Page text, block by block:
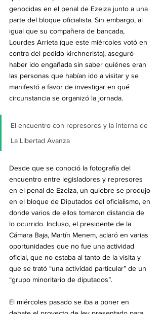
genocidas en el penal de Ezeiza junto a una
parte del bloque oficialista. Sin embargo, al
igual que su compañera de bancada,
Lourdes Arrieta (que este miércoles votó en
contra del pedido kirchnerista), aseguró
haber ido engañada sin saber quiénes eran
las personas que habían ido a visitar y se
manifestó a favor de investigar en qué
circunstancia se organizó la jornada.
El encuentro con represores y la interna de
La Libertad Avanza
Desde que se conoció la fotografía del
encuentro entre legisladores y represores
en el penal de Ezeiza, un quiebre se produjo
en el bloque de Diputados del oficialismo, en
donde varios de ellos tomaron distancia de
lo ocurrido. Incluso, el presidente de la
Cámara Baja, Martín Menem, aclaró en varias
oportunidades que no fue una actividad
oficial, que no estaba al tanto de la visita y
que se trató “una actividad particular” de un
“grupo minoritario de diputados”.
El miércoles pasado se iba a poner en